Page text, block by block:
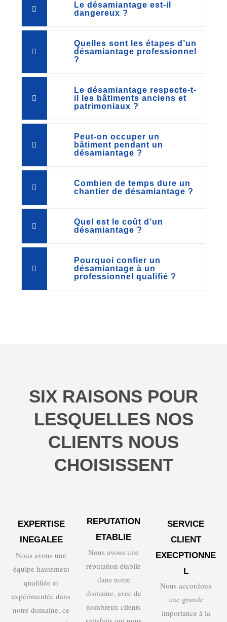
Le désamiantage est-il
dangereux ?
Quelles sont les étapes d’un
désamiantage professionnel
?
Le désamiantage respecte-t-
il les bâtiments anciens et
patrimoniaux ?
Peut-on occuper un
bâtiment pendant un
désamiantage ?
Combien de temps dure un
chantier de désamiantage ?
Quel est le coût d’un
désamiantage ?
Pourquoi confier un
désamiantage à un
professionnel qualifié ?
SIX RAISONS POUR
LESQUELLES NOS
CLIENTS NOUS
CHOISISSENT
EXPERTISE
INEGALEE
Nous avons une
équipe hautement
qualifiée et
expérimentée dans
notre domaine, ce
REPUTATION
ETABLIE
Nous avons une
réputation établie
dans notre
domaine, avec de
nombreux clients
SERVICE
CLIENT
EXECPTIONNE
L
Nous accordons
une grande
importance à la